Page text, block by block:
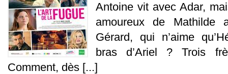
Antoine vit avec Adar,
amoureux de Mathilde
Gérard, qui n’aime
bras d’Ariel ? Trois
Comment, dès [...]